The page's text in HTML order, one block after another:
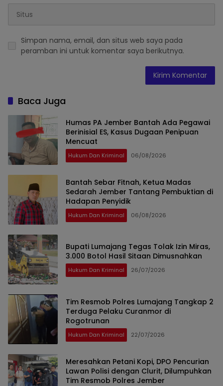
Simpan nama, email, dan situs web saya pada
peramban ini untuk komentar saya berikutnya.
Baca Juga
Humas PA Jember Bantah Ada Pegawai
Berinisial ES, Kasus Dugaan Penipuan
Mencuat
Hukum Dan Kriminal 06/08/2026
Bantah Sebar Fitnah, Ketua Madas
Sedarah Jember Tantang Pembuktian di
Hadapan Penyidik
Hukum Dan Kriminal 06/08/2026
Bupati Lumajang Tegas Tolak Izin Miras,
3.000 Botol Hasil Sitaan Dimusnahkan
Hukum Dan Kriminal 26/07/2026
Tim Resmob Polres Lumajang Tangkap 2
Terduga Pelaku Curanmor di
Rogotrunan
Hukum Dan Kriminal 22/07/2026
Meresahkan Petani Kopi, DPO Pencurian
Lawan Polisi dengan Clurit, Dilumpuhkan
Tim Resmob Polres Jember